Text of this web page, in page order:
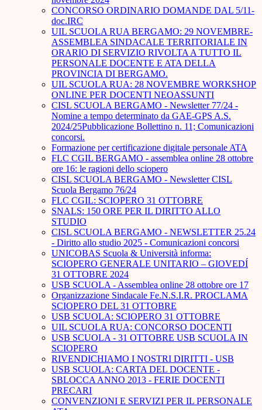
CONCORSO ORDINARIO DOMANDE DAL 5/11-
doc.IRC
UIL SCUOLA RUA BERGAMO: 29 NOVEMBRE-
ASSEMBLEA SINDACALE TERRITORIALE IN
ORARIO DI SERVIZIO RIVOLTA A TUTTO IL
PERSONALE DOCENTE E ATA DELLA
PROVINCIA DI BERGAMO.
UIL SCUOLA RUA: 28 NOVEMBRE WORKSHOP
ONLINE PER DOCENTI NEOASSUNTI
CISL SCUOLA BERGAMO - Newsletter 77/24 -
Nomine a tempo determinato da GAE-GPS A.S.
2024/25Pubblicazione Bollettino n. 11; Comunicazioni
concorsi.
Formazione per certificazione digitale personale ATA
FLC CGIL BERGAMO - assemblea online 28 ottobre
ore 16: le ragioni dello sciopero
CISL SCUOLA BERGAMO - Newsletter CISL
Scuola Bergamo 76/24
FLC CGIL: SCIOPERO 31 OTTOBRE
SNALS: 150 ORE PER IL DIRITTO ALLO
STUDIO
CISL SCUOLA BERGAMO - NEWSLETTER 25.24
- Diritto allo studio 2025 - Comunicazioni concorsi
UNICOBAS Scuola & Università informa:
SCIOPERO GENERALE UNITARIO – GIOVEDÍ
31 OTTOBRE 2024
USB SCUOLA - Assemblea online 28 ottobre ore 17
Organizzazione Sindacale Fe.N.S.I.R. PROCLAMA
SCIOPERO DEL 31 OTTOBRE
USB SCUOLA: SCIOPERO 31 OTTOBRE
UIL SCUOLA RUA: CONCORSO DOCENTI
USB SCUOLA - 31 OTTOBRE USB SCUOLA IN
SCIOPERO
RIVENDICHIAMO I NOSTRI DIRITTI - USB
USB SCUOLA: CARTA DEL DOCENTE -
SBLOCCA ANNO 2013 - FERIE DOCENTI
PRECARI
CONVENZIONI E SERVIZI PER IL PERSONALE